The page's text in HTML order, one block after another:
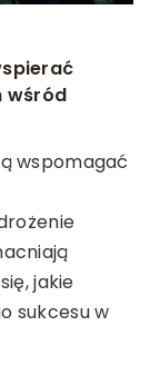
wśród
wspomagać
jakie
sukcesu w